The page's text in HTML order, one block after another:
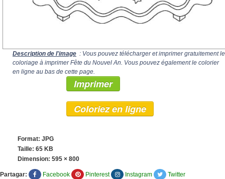
Description de l'image : Vous pouvez télécharger et imprimer gratuitement le
coloriage à imprimer Fête du Nouvel An. Vous pouvez également le colorier
en ligne au bas de cette page.
Imprimer
Coloriez en ligne
Format: JPG
Taille: 65 KB
Dimension: 595 × 800
Partagar: Facebook Pinterest Instagram Twitter